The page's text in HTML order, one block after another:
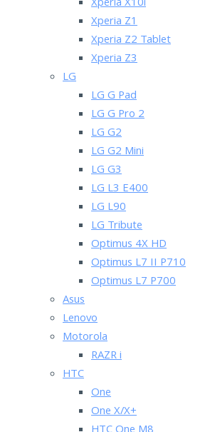
Xperia Z1
Xperia Z2 Tablet
Xperia Z3
LG
LG G Pad
LG G Pro 2
LG G2
LG G2 Mini
LG G3
LG L3 E400
LG L90
LG Tribute
Optimus 4X HD
Optimus L7 II P710
Optimus L7 P700
Asus
Lenovo
Motorola
RAZR i
HTC
One
One X/X+